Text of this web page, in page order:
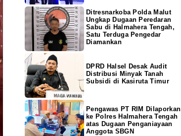
Ditresnarkoba Polda Malut
Ungkap Dugaan Peredaran
Sabu di Halmahera Tengah,
Satu Terduga Pengedar
Diamankan
DPRD Halsel Desak Audit
Distribusi Minyak Tanah
Subsidi di Kasiruta Timur
Pengawas PT RIM Dilaporkan
ke Polres Halmahera Tengah
atas Dugaan Penganiayaan
Anggota SBGN